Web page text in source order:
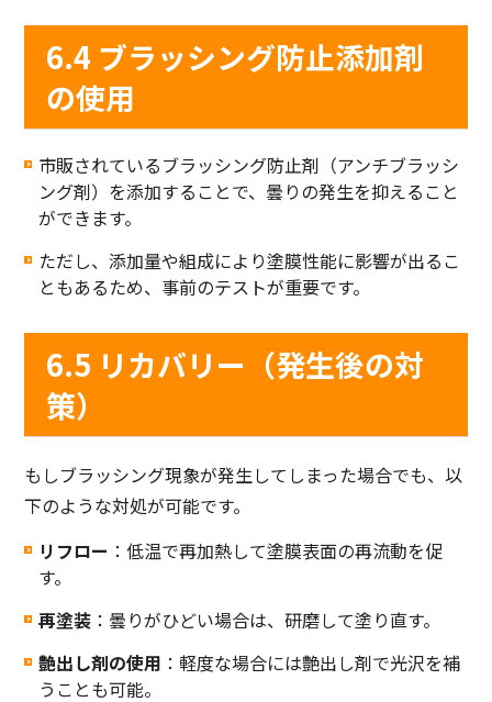
6.4 ブラッシング防止添加剤
の使用
市販されているブラッシング防止剤（アンチブラッシ
ング剤）を添加することで、曇りの発生を抑えること
ができます。
ただし、添加量や組成により塗膜性能に影響が出るこ
ともあるため、事前のテストが重要です。
6.5 リカバリー（発生後の対
策）
もしブラッシング現象が発生してしまった場合でも、以
下のような対処が可能です。
リフロー ：低温で再加熱して塗膜表面の再流動を促
す。
再塗装 ：曇りがひどい場合は、研磨して塗り直す。
艶出し剤の使用 ：軽度な場合には艶出し剤で光沢を補
うことも可能。